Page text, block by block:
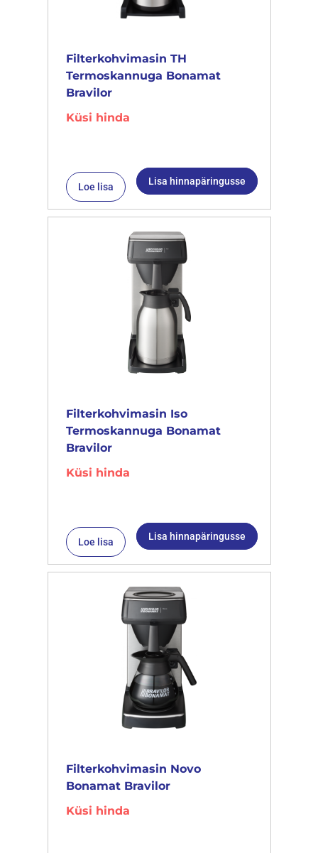
Filterkohvimasin TH
Termoskannuga Bonamat
Bravilor
Küsi hinda
Loe lisa Lisa hinnapäringusse
Filterkohvimasin Iso
Termoskannuga Bonamat
Bravilor
Küsi hinda
Loe lisa Lisa hinnapäringusse
Filterkohvimasin Novo
Bonamat Bravilor
Küsi hinda